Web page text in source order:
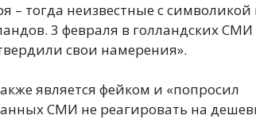
– тогда неизвестные с символикой
3 февраля в голландских СМИ
свои намерения».
является фейком и «попросил
СМИ не реагировать на